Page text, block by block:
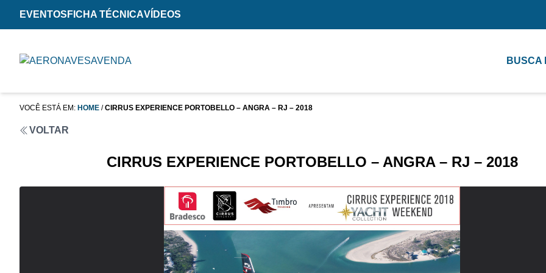
EVENTOS FICHA TÉCNICAVÍDEOS
BUSCA
VOCÊ ESTÁ EM: HOME /CIRRUS EXPERIENCE PORTOBELLO – ANGRA – RJ – 2018
VOLTAR
CIRRUS EXPERIENCE PORTOBELLO – ANGRA – RJ – 2018